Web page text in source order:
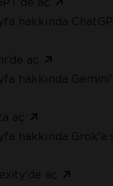
hakkında
aç
hakkında
aç
hakkında Grok'a
aç